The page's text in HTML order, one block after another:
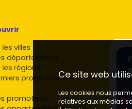
Julien
, c'est
de
niveau de
à la
villes
départements
régions
programmes
promoteurs
Ce site web
Les cookies nous
relatives aux médias